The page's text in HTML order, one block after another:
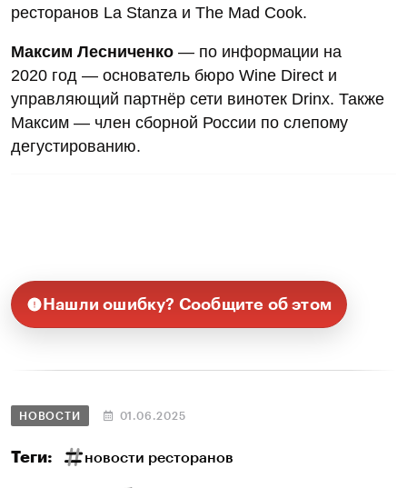
ресторанов La Stanza и The Mad Cook.
Максим Лесниченко — по информации на
2020 год — основатель бюро Wine Direct и
управляющий партнёр сети винотек Drinx. Также
Максим — член сборной России по слепому
дегустированию.
Нашли ошибку? Сообщите об этом
НОВОСТИ 01.06.2025
Теги: новости ресторанов